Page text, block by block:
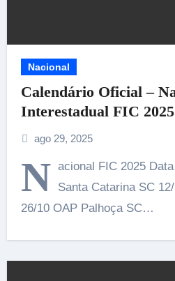
Nacional
Calendário Oficial –
Interestadual FIC 2025
ago 29, 2025
N acional FIC 2025
Santa Catarina SC
26/10 OAP Palhoça SC…